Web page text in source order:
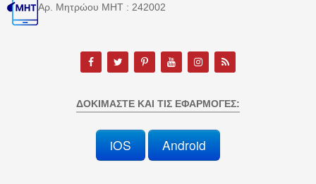
Αρ. Μητρώου MHT : 242002
ΔΟΚΙΜΆΣΤΕ ΚΑΙ ΤΙΣ ΕΦΑΡΜΟΓΈΣ:
iOS Android